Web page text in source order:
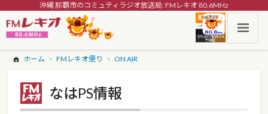
沖縄 那覇市のコミュティラジオ放送局: FMレキオ 80.6MHz
ホーム FMレキオ便り ON AIR
なはPS情報